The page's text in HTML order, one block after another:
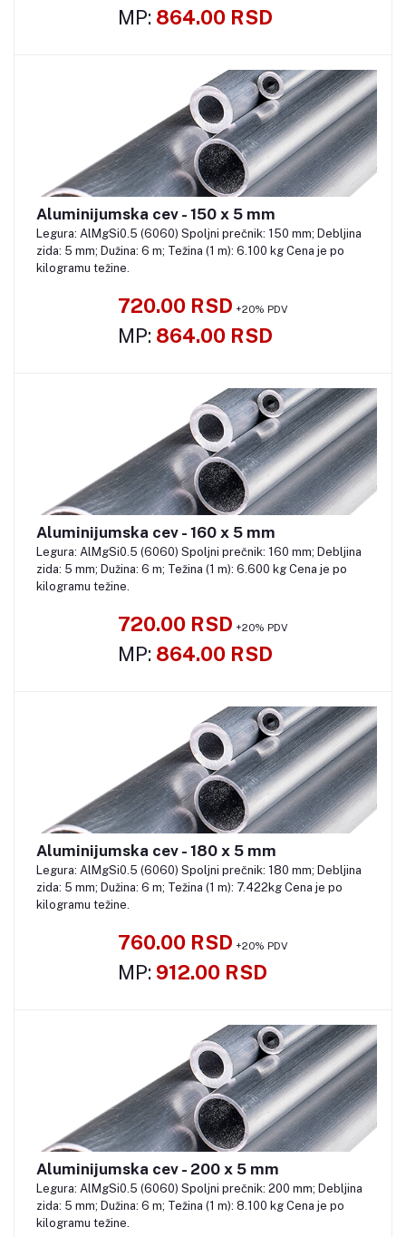
MP: 864.00 RSD
Pozovite
Aluminijumska cev - 150 x 5 mm
Legura: AlMgSi0.5 (6060) Spoljni prečnik: 150 mm; Debljina
zida: 5 mm; Dužina: 6 m; Težina (1 m): 6.100 kg Cena je po
kilogramu težine.
720.00 RSD +20% PDV
MP: 864.00 RSD
Pozovite
Aluminijumska cev - 160 x 5 mm
Legura: AlMgSi0.5 (6060) Spoljni prečnik: 160 mm; Debljina
zida: 5 mm; Dužina: 6 m; Težina (1 m): 6.600 kg Cena je po
kilogramu težine.
720.00 RSD +20% PDV
MP: 864.00 RSD
Pozovite
Aluminijumska cev - 180 x 5 mm
Legura: AlMgSi0.5 (6060) Spoljni prečnik: 180 mm; Debljina
zida: 5 mm; Dužina: 6 m; Težina (1 m): 7.422kg Cena je po
kilogramu težine.
760.00 RSD +20% PDV
MP: 912.00 RSD
Pozovite
Aluminijumska cev - 200 x 5 mm
Legura: AlMgSi0.5 (6060) Spoljni prečnik: 200 mm; Debljina
zida: 5 mm; Dužina: 6 m; Težina (1 m): 8.100 kg Cena je po
kilogramu težine.